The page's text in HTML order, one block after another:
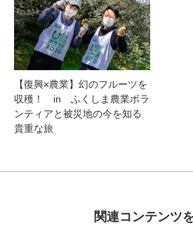
【復興×農業】幻のフルーツを
収穫！ in ふくしま農業ボラ
ンティアと被災地の今を知る
貴重な旅
関連コンテンツ